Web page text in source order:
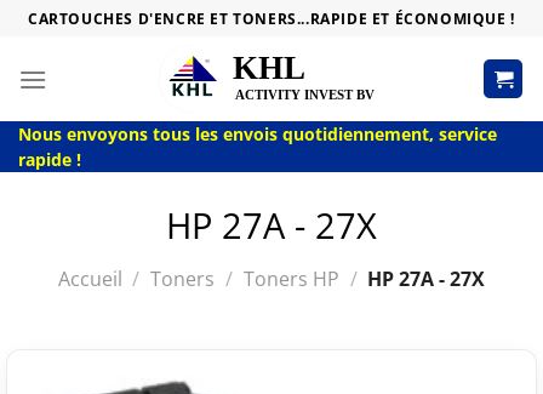
Passer
contenu
CARTOUCHES D'ENCRE ET TONERS...RAPIDE ET ÉCONOMIQUE !
Nous envoyons tous les envois quotidiennement, service
rapide !
HP 27A - 27X
Accueil / Toners / Toners HP / HP 27A - 27X